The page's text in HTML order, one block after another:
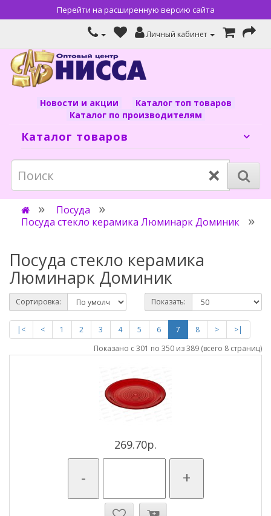
Перейти на расширенную версию сайта
Личный кабинет
Новости и акции
Каталог топ товаров
Каталог по производителям
Каталог товаров
×
Посуда
Посуда стекло керамика Люминарк Доминик
Посуда стекло керамика
Люминарк Доминик
Сортировка: Показать:
|< < 1 2 3 4 5 6 7 8 >
>|
Показано с 301 по 350 из 389 (всего 8 страниц)
269.70р.
- +